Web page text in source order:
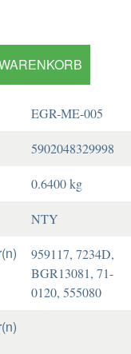
EGR-ME-005
5902048329998
0.6400 kg
NTY
959117, 7234D,
BGR13081, 71-
0120, 555080